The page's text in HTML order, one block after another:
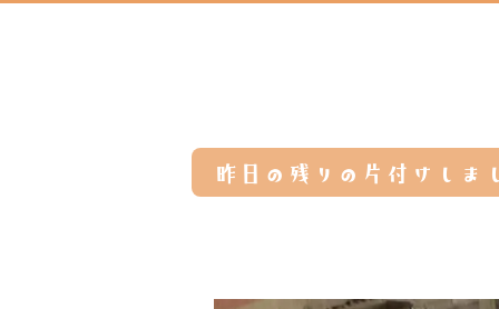
昨日の残りの片付けしま